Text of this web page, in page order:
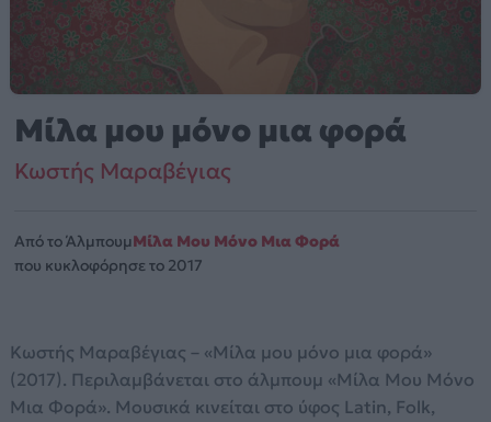
Μίλα μου μόνο μια φορά
Κωστής Μαραβέγιας
Από το ΆλμπουμΜίλα Μου Μόνο Μια Φορά
που κυκλοφόρησε το 2017
Κωστής Μαραβέγιας – «Μίλα μου μόνο μια φορά»
(2017). Περιλαμβάνεται στο άλμπουμ «Μίλα Μου Μόνο
Μια Φορά». Μουσικά κινείται στο ύφος Latin, Folk,